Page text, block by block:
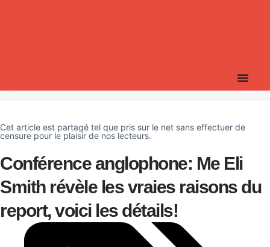
Cet article est partagé tel que pris sur le net sans effectuer de
censure pour le plaisir de nos lecteurs.
Conférence anglophone: Me Eli
Smith révèle les vraies raisons du
report, voici les détails!